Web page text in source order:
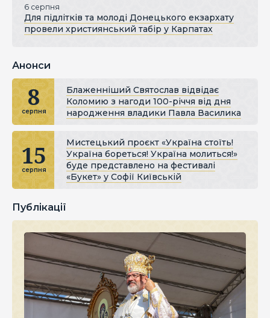
6 серпня
Для підлітків та молоді Донецького екзархату
провели християнський табір у Карпатах
Анонси
8
серпня
Блаженніший Святослав відвідає
Коломию з нагоди 100-річчя від дня
народження владики Павла Василика
15
серпня
Мистецький проєкт «Україна стоїть!
Україна бореться! Україна молиться!»
буде представлено на фестивалі
«Букет» у Софії Київській
Публікації